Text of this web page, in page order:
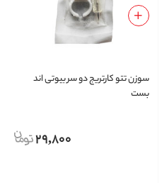
سوزن تتو کارتریج دو سر بیوتی اند
بست
29,800